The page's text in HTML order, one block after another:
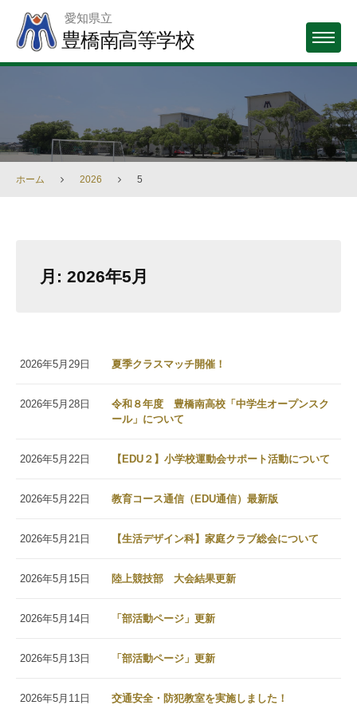
content
愛知県立
豊橋南高等学校 MENU
ホーム 2026 5
月: 2026年5月
2026年5月29日 夏季クラスマッチ開催！
2026年5月28日
令和８年度 豊橋南高校「中学生オープンスク
ール」について
2026年5月22日 【EDU２】小学校運動会サポート活動について
2026年5月22日 教育コース通信（EDU通信）最新版
2026年5月21日 【生活デザイン科】家庭クラブ総会について
2026年5月15日 陸上競技部 大会結果更新
2026年5月14日 「部活動ページ」更新
2026年5月13日 「部活動ページ」更新
2026年5月11日 交通安全・防犯教室を実施しました！